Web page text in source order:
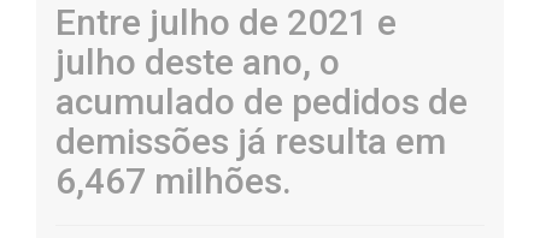
Entre julho de 2021 e
julho deste ano, o
acumulado de pedidos de
demissões já resulta em
6,467 milhões.